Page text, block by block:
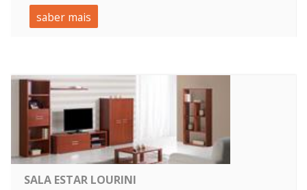
saber mais
SALA ESTAR LOURINI